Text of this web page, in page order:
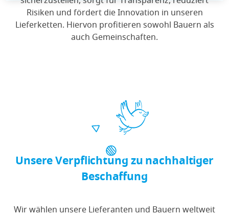
Risiken und fördert die Innovation in unseren
Lieferketten. Hiervon profitieren sowohl Bauern als
auch Gemeinschaften.
Unsere Verpflichtung zu nachhaltiger
Beschaffung
Wir wählen unsere Lieferanten und Bauern weltweit